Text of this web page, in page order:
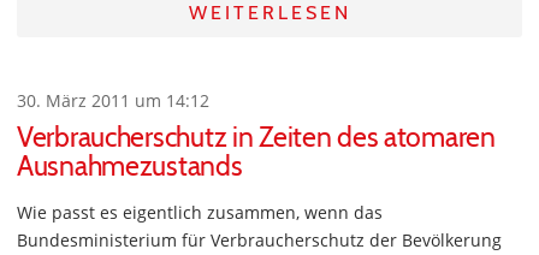
WEITERLESEN
30. März 2011 um 14:12
Verbraucherschutz in Zeiten des atomaren
Ausnahmezustands
Wie passt es eigentlich zusammen, wenn das
Bundesministerium für Verbraucherschutz der Bevölkerung